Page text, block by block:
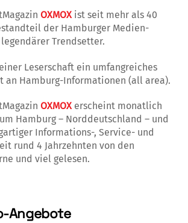
OXMOX ist seit mehr als 40
der Hamburger Medien-
Trendsetter.
Leserschaft ein umfangreiches
an Hamburg-Informationen (all area).
OXMOXerscheint monatlich
Hamburg – Norddeutschland – und
Informations-, Service- und
rund 4 Jahrzehnten von den
und viel gelesen.
Angebote